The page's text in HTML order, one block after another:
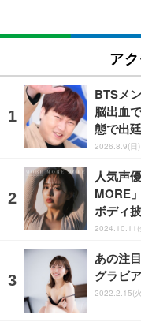
ア
BTSメ
脳出血
態で出
2026.8.9(日
人気声
MORE
ボディ
2024.10.11(
あの注
グラビ
2022.2.15(